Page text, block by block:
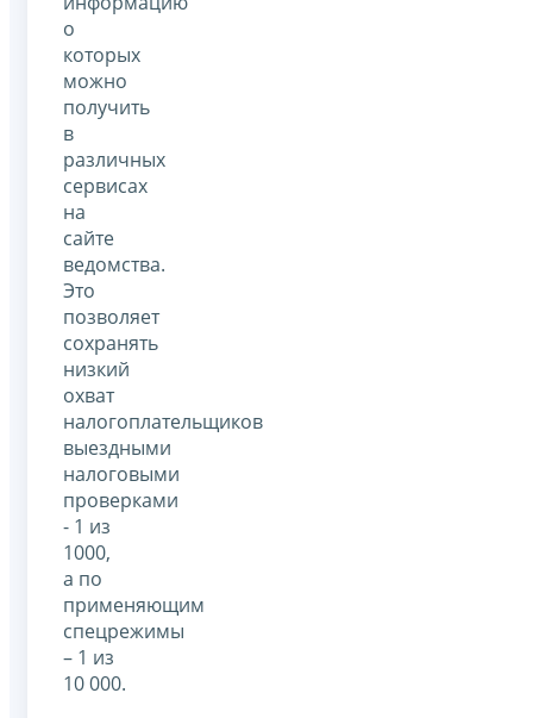
о
которых
можно
получить
в
различных
сервисах
на
сайте
ведомства.
Это
позволяет
сохранять
низкий
охват
налогоплательщиков
выездными
налоговыми
проверками
- 1 из
1000,
а по
применяющим
спецрежимы
– 1 из
10 000.